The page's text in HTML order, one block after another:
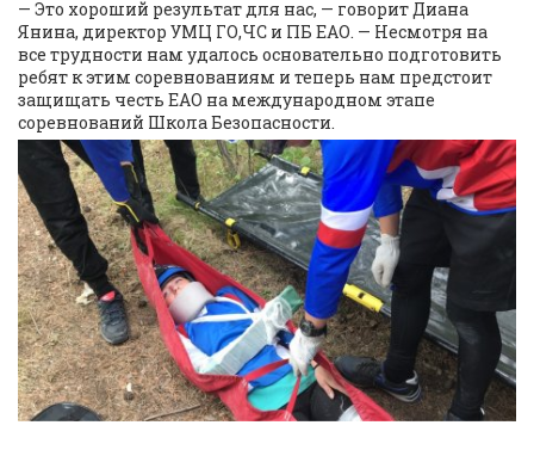
— Это хороший результат для нас, — говорит Диана
Янина, директор УМЦ ГО,ЧС и ПБ ЕАО. — Несмотря на
все трудности нам удалось основательно подготовить
ребят к этим соревнованиям и теперь нам предстоит
защищать честь ЕАО на международном этапе
соревнований Школа Безопасности.